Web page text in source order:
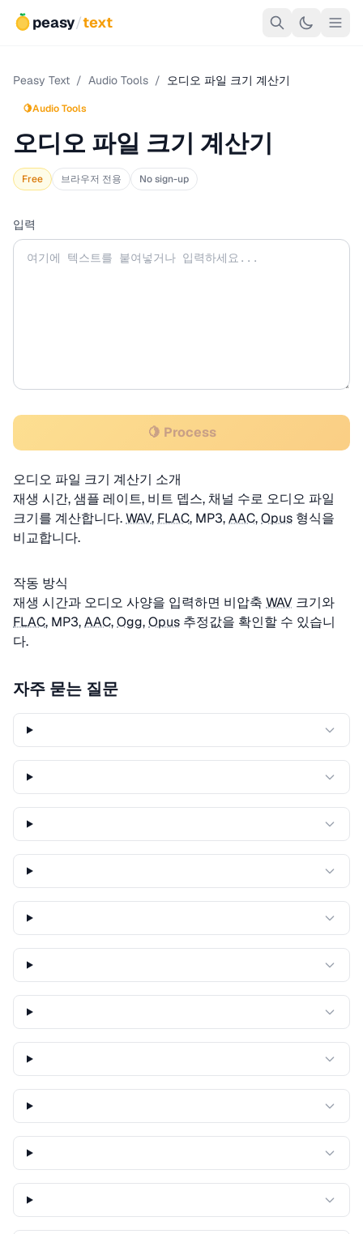
peasy/text
Peasy Text / Audio Tools / 오디오 파일 크기 계산기
🍋Audio Tools
오디오 파일 크기 계산기
Free 브라우저 전용 No sign-up
입력
🍋 Process
오디오 파일 크기 계산기 소개
재생 시간, 샘플 레이트, 비트 뎁스, 채널 수로 오디오 파일
크기를 계산합니다.WAV, FLAC, MP3,AAC,Opus 형식을
비교합니다.
작동 방식
재생 시간과 오디오 사양을 입력하면 비압축 WAV 크기와
FLAC, MP3,AAC,Ogg,Opus 추정값을 확인할 수 있습니
다.
자주 묻는 질문